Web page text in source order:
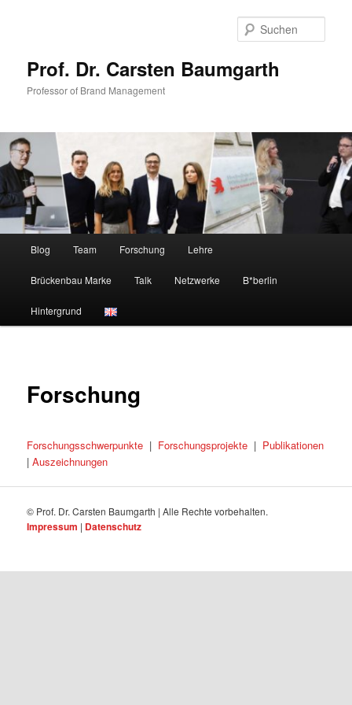
Prof. Dr. Carsten Baumgarth
Professor of Brand Management
Blog Team Forschung Lehre
Brückenbau Marke Talk Netzwerke B*berlin
Hintergrund
Forschung
Forschungsschwerpunkte | Forschungsprojekte | Publikationen
|Auszeichnungen
© Prof. Dr. Carsten Baumgarth | Alle Rechte vorbehalten.
Impressum | Datenschutz